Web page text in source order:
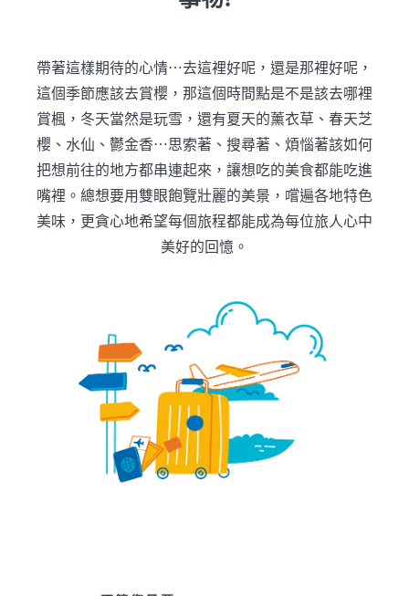
帶著這樣期待的心情…去這裡好呢，還是那裡好呢，
這個季節應該去賞櫻，那這個時間點是不是該去哪裡
賞楓，冬天當然是玩雪，還有夏天的薰衣草、春天芝
櫻、水仙、鬱金香…思索著、搜尋著、煩惱著該如何
把想前往的地方都串連起來，讓想吃的美食都能吃進
嘴裡。總想要用雙眼飽覽壯麗的美景，嚐遍各地特色
美味，更貪心地希望每個旅程都能成為每位旅人心中
美好的回憶。